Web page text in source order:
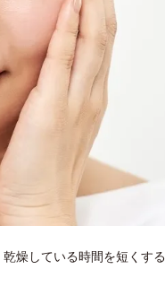
乾燥している時間を短くす